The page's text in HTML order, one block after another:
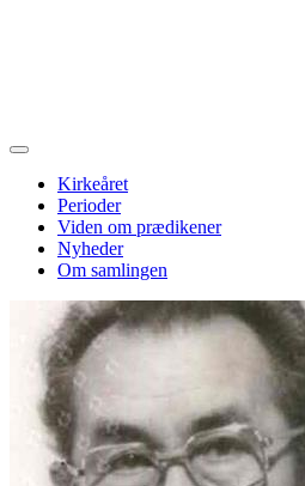
Kirkeåret
Perioder
Viden om prædikener
Nyheder
Om samlingen